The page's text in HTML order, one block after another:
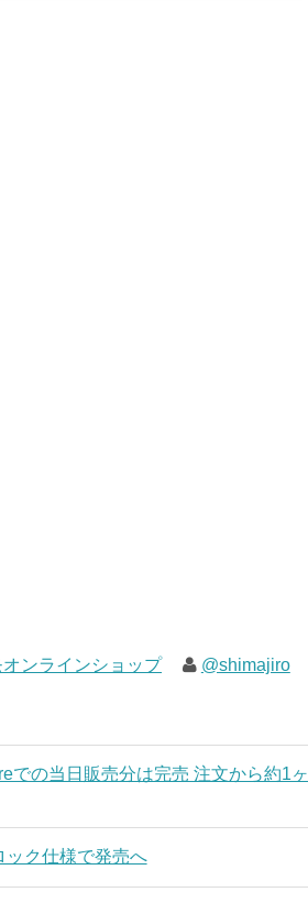
オンラインショップ @shimajiro
での当日販売分は完売 注文から約1ヶ
ック仕様で発売へ